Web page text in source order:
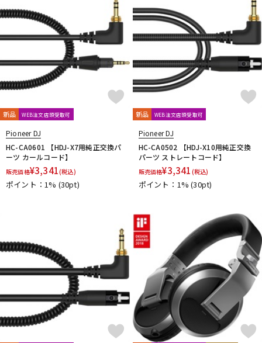
新品 WEB注文店頭受取可
Pioneer DJ
HC-CA0601 【HDJ-X7用純正交換パ
ーツ カールコード】
販売価格¥3,341(税込)
ポイント：1% (30pt)
新品 WEB注文店頭受取可
Pioneer DJ
HC-CA0502 【HDJ-X10用純正交換
パーツ ストレートコード】
販売価格¥3,341 (税込)
ポイント：1%(30pt)